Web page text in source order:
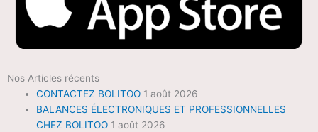
Nos Articles récents
CONTACTEZ BOLITOO 1 août 2026
BALANCES ÉLECTRONIQUES ET PROFESSIONNELLES
CHEZ BOLITOO 1 août 2026